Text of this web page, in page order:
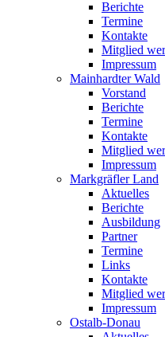
Berichte
Termine
Kontakte
Mitglied
Impressum
Mainhardter Wald
Vorstand
Berichte
Termine
Kontakte
Mitglied
Impressum
Markgräfler Land
Aktuelles
Berichte
Ausbildung
Partner
Termine
Links
Kontakte
Mitglied
Impressum
Ostalb-Donau